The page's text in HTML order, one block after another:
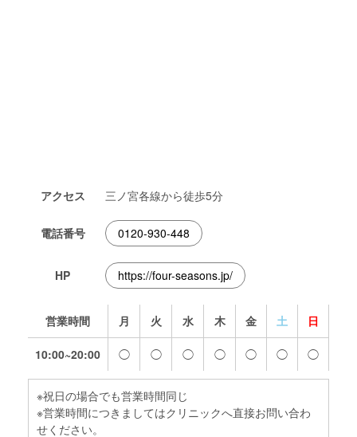
アクセス 三ノ宮各線から徒歩5分
電話番号 0120-930-448
HP https://four-seasons.jp/
営業時間 月 火 水 木 金 土 日
10:00~20:00 ◯ ◯ ◯ ◯ ◯ ◯ ◯
※祝日の場合でも営業時間同じ
※営業時間につきましてはクリニックへ直接お問い合わ
せください。